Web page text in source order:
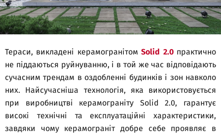
Тераси, викладені керамогранітомSolid 2.0практично
не піддаються руйнуванню, і в той же час відповідають
сучасним трендам в оздобленні будинків і зон навколо
них. Найсучасніша технологія, яка використовується
при виробництві керамограніту Solid 2.0, гарантує
високі технічні та експлуатаційні характеристики,
завдяки чому керамограніт добре себе проявляє в